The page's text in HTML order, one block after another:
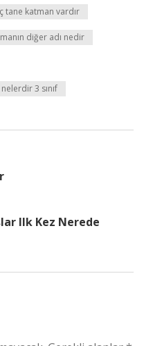
tane katman vardır
diğer adı nedir
3 sınıf
Ilk Kez Nerede